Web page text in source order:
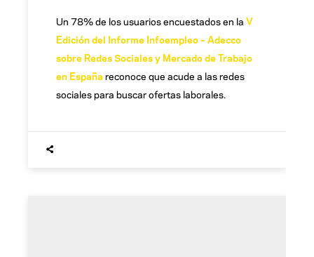
Un 78% de los usuarios encuestados en la V
Edición del Informe Infoempleo – Adecco
sobre Redes Sociales y Mercado de Trabajo
en España reconoce que acude a las redes
sociales para buscar ofertas laborales.